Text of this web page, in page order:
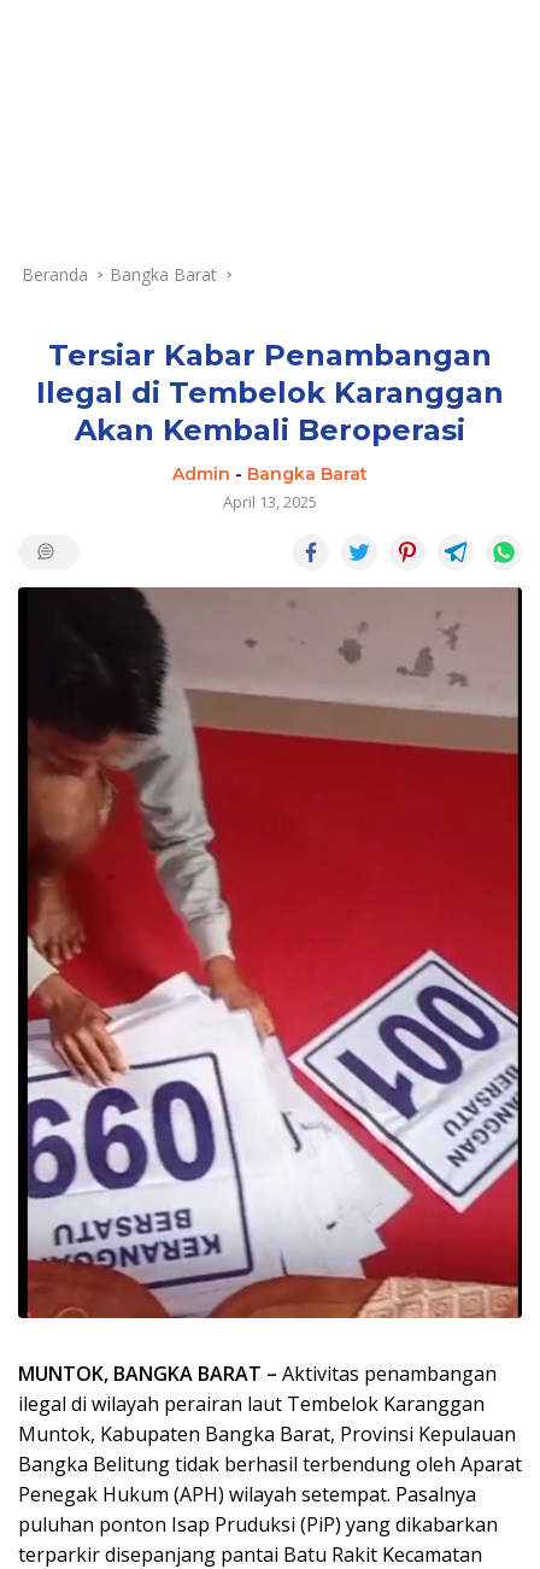
Beranda Bangka Barat
Tersiar Kabar Penambangan
Ilegal di Tembelok Karanggan
Akan Kembali Beroperasi
Admin - Bangka Barat
April 13, 2025
MUNTOK, BANGKA BARAT – Aktivitas penambangan
ilegal di wilayah perairan laut Tembelok Karanggan
Muntok, Kabupaten Bangka Barat, Provinsi Kepulauan
Bangka Belitung tidak berhasil terbendung oleh Aparat
Penegak Hukum (APH) wilayah setempat. Pasalnya
puluhan ponton Isap Pruduksi (PiP) yang dikabarkan
terparkir disepanjang pantai Batu Rakit Kecamatan